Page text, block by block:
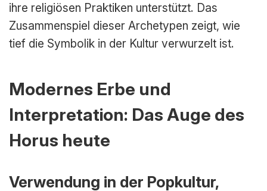
ihre religiösen Praktiken unterstützt. Das
Zusammenspiel dieser Archetypen zeigt, wie
tief die Symbolik in der Kultur verwurzelt ist.
Modernes Erbe und
Interpretation: Das Auge des
Horus heute
Verwendung in der Popkultur,